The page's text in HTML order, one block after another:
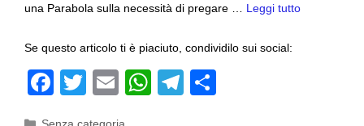
una Parabola sulla necessità di pregare … Leggi tutto
Se questo articolo ti è piaciuto, condividilo sui social:
F
T
E
W
T
Categorie